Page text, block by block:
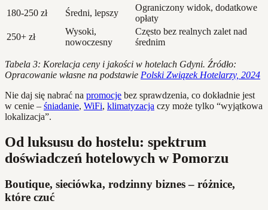
180-250 zł
Średni, lepszy
Ograniczony widok, dodatkowe
opłaty
250+ zł
Wysoki,
nowoczesny
Często bez realnych zalet nad
średnim
Tabela 3: Korelacja ceny i jakości w hotelach Gdyni. Źródło:
Opracowanie własne na podstawie Polski Związek Hotelarzy, 2024
Nie daj się nabrać na promocje bez sprawdzenia, co dokładnie jest
w cenie – śniadanie, WiFi, klimatyzacja czy może tylko “wyjątkowa
lokalizacja”.
Od luksusu do hostelu: spektrum
doświadczeń hotelowych w Pomorzu
Boutique, sieciówka, rodzinny biznes – różnice,
które czuć